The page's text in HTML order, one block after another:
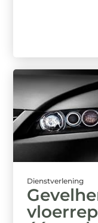
Dienstverlening